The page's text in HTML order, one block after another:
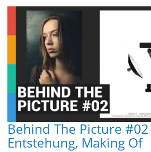
Behind The Picture
Entstehung, Making Of